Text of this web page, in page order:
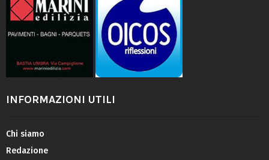
INFORMAZIONI UTILI
Chi siamo
Redazione